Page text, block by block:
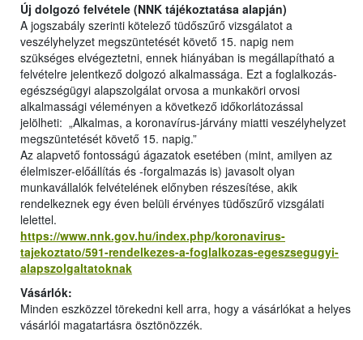
Új dolgozó felvétele (NNK tájékoztatása alapján)
A jogszabály szerinti kötelező tüdőszűrő vizsgálatot a
veszélyhelyzet megszüntetését követő 15. napig nem
szükséges elvégeztetni, ennek hiányában is megállapítható a
felvételre jelentkező dolgozó alkalmassága. Ezt a foglalkozás-
egészségügyi alapszolgálat orvosa a munkaköri orvosi
alkalmassági véleményen a következő időkorlátozással
jelölheti: „Alkalmas, a koronavírus-járvány miatti veszélyhelyzet
megszüntetését követő 15. napig.”
Az alapvető fontosságú ágazatok esetében (mint, amilyen az
élelmiszer-előállítás és -forgalmazás is) javasolt olyan
munkavállalók felvételének előnyben részesítése, akik
rendelkeznek egy éven belüli érvényes tüdőszűrő vizsgálati
lelettel.
https://www.nnk.gov.hu/index.php/koronavirus-
tajekoztato/591-rendelkezes-a-foglalkozas-egeszsegugyi-
alapszolgaltatoknak
Vásárlók:
Minden eszközzel törekedni kell arra, hogy a vásárlókat a helyes
vásárlói magatartásra ösztönözzék.